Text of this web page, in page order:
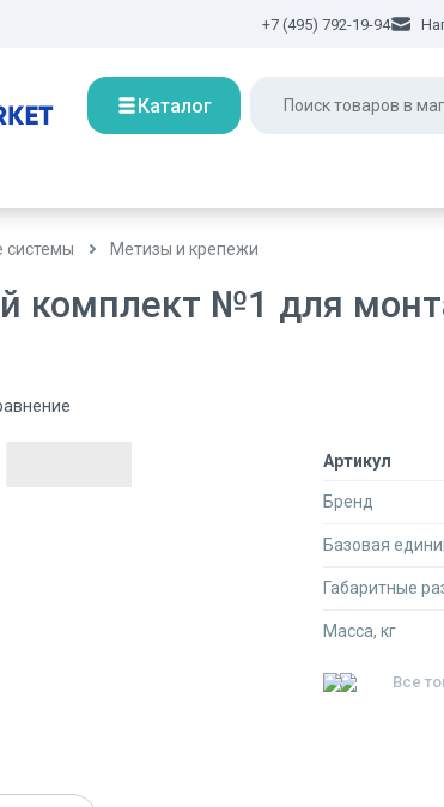
+7 (495) 792-19-94
Каталог
системы Метизы и крепежи
комплект №1 для
Артикул
Бренд
Базовая
Габаритные
Масса, кг
Все